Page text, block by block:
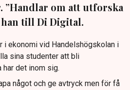
om att utforska
han till Di Digital.
i ekonomi vid Handelshögskolan i
sina studenter att bli
har det inom sig.
något och ge avtryck men för få